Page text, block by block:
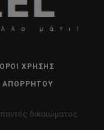
ΌΡΟΙ ΧΡΉΣΗΣ
ΑΠΟΡΡΉΤΟΥ
δικαιώματος.